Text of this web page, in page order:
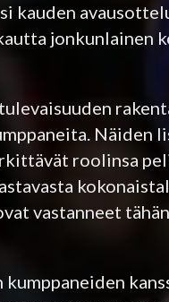
kauden
jonkunlainen
Näiden
roolinsa
vastanneet